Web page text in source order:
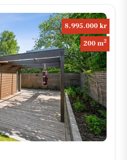
8.995.000 kr
200 m2